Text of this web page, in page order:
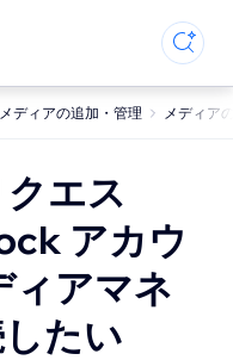
メディアの追加・管理 メディア
エス
アカウ
ィアマネ
たい